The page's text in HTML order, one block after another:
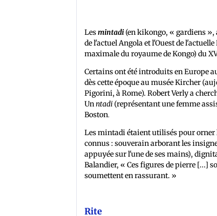
Lesmintadi (en kikongo, « gardiens
de l'actuel Angola et l'Ouest de
maximale du royaume de Kongo) du
Certains ont été introduits en Europe
dès cette époque au musée Kircher
Pigorini, à Rome). Robert Verly a
Unntadi (représentant une femme
Boston.
Les mintadi étaient utilisés pour orner
connus : souverain arborant les
appuyée sur l'une de ses mains),
Balandier, « Ces figures de pierre [...]
soumettent en rassurant. »
Rite